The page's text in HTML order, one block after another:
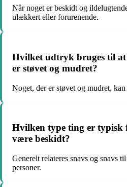
Når noget er beskidt og
ulækkert eller forurenende.
Hvilket udtryk bruges til at
er støvet og mudret?
Noget, der er støvet og mudret,
Hvilken type ting er typisk
være beskidt?
Generelt relateres snavs og snavs
personer.